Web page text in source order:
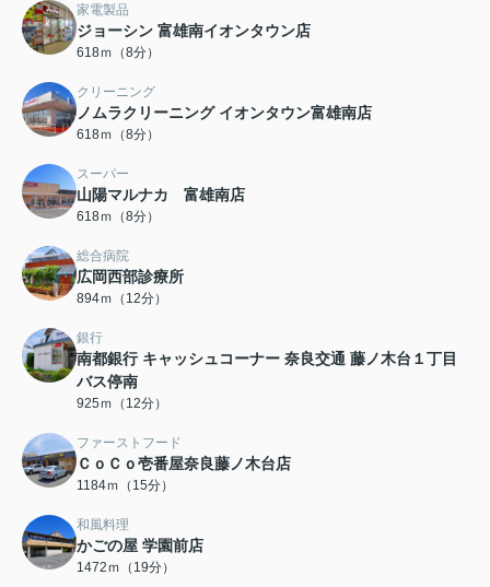
家電製品
ジョーシン 富雄南イオンタウン店
618ｍ（8分）
クリーニング
ノムラクリーニング イオンタウン富雄南店
618ｍ（8分）
スーパー
山陽マルナカ 富雄南店
618ｍ（8分）
総合病院
広岡西部診療所
894ｍ（12分）
銀行
南都銀行 キャッシュコーナー 奈良交通 藤ノ木台１丁目
バス停南
925ｍ（12分）
ファーストフード
ＣｏＣｏ壱番屋奈良藤ノ木台店
1184ｍ（15分）
和風料理
かごの屋 学園前店
1472ｍ（19分）